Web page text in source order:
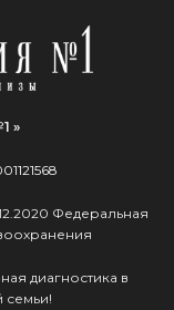
»
Федеральная
диагностика в
семьи!